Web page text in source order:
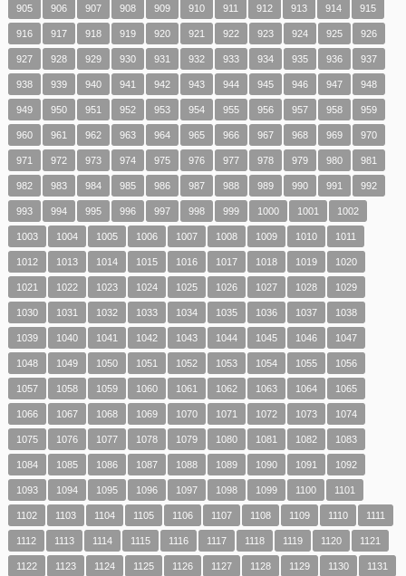
905 906 907 908 909 910 911 912 913 914 915
916 917 918 919 920 921 922 923 924 925 926
927 928 929 930 931 932 933 934 935 936 937
938 939 940 941 942 943 944 945 946 947 948
949 950 951 952 953 954 955 956 957 958 959
960 961 962 963 964 965 966 967 968 969 970
971 972 973 974 975 976 977 978 979 980 981
982 983 984 985 986 987 988 989 990 991 992
993 994 995 996 997 998 999 1000 1001 1002
1003 1004 1005 1006 1007 1008 1009 1010 1011
1012 1013 1014 1015 1016 1017 1018 1019 1020
1021 1022 1023 1024 1025 1026 1027 1028 1029
1030 1031 1032 1033 1034 1035 1036 1037 1038
1039 1040 1041 1042 1043 1044 1045 1046 1047
1048 1049 1050 1051 1052 1053 1054 1055 1056
1057 1058 1059 1060 1061 1062 1063 1064 1065
1066 1067 1068 1069 1070 1071 1072 1073 1074
1075 1076 1077 1078 1079 1080 1081 1082 1083
1084 1085 1086 1087 1088 1089 1090 1091 1092
1093 1094 1095 1096 1097 1098 1099 1100 1101
1102 1103 1104 1105 1106 1107 1108 1109 1110 1111
1112 1113 1114 1115 1116 1117 1118 1119 1120 1121
1122 1123 1124 1125 1126 1127 1128 1129 1130 1131